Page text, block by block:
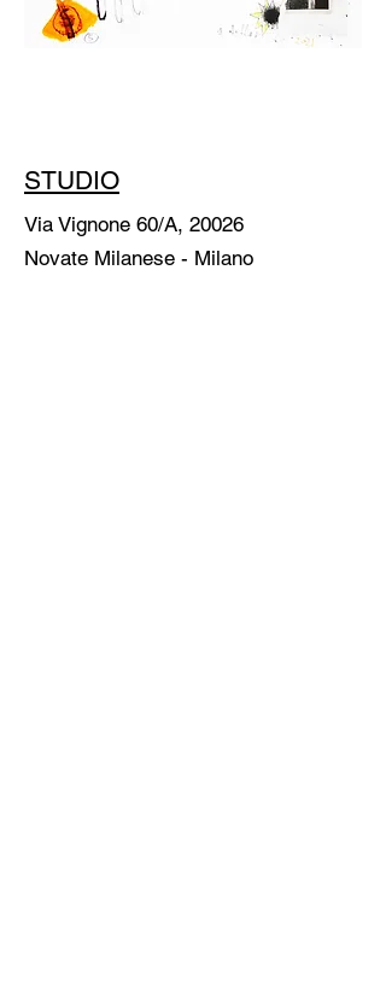
STUDIO
Via Vignone 60/A, 20026
Novate Milanese - Milano